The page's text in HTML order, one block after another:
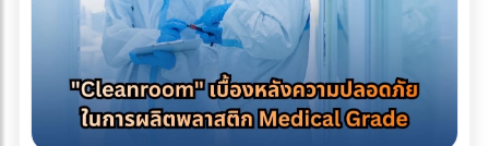
เทียมทับ มีความยืดหยุ่นสูงมาก ทนต่อรอยแตกร้าวของอาคารได้
ดีเยี่ยม ป้องกันน้ำซึมผ่านได้ 100% บทสรุป การรีโนเวทดาดฟ้าให้
เป็น Rooftop ที่สวยงามและสร้างกำไรให้ธุรกิจ เป็นไอเดียที่ยอด
เยี่ยม แต่รากฐานที่สำคัญที่สุดของความสวยงามนั้นคือ "ความ
ปลอดภัยและโครงสร้างที่ปกป้องอาคารได้" การให้ความสำคัญกับ
สามารถนำไปรีไซเคิลเข้าสู่ระบบเศรษฐกิจหมุนเวียน (Circular
Economy) ได้ 100% ตอบโจทย์กฎหมายต่างประเทศได้ทันที 2.
ใช้เทคโนโลยี MDO-PE อัปเกรดความเหนียวและป้องกันรอยเจาะ
ทะลุ เพื่อแก้ปัญหาเรื่องความแข็งแรง โรงงานบรรจุภัณฑ์ยุคใหม่จะ
ใช้เทคโนโลยี MDO (Machine Direction Orientation) ในการยืด
ศุลกากร (HS Code)" ผิดพลาด HS Code (Harmonized
System Code) คือรหัสตัวเลขสากลที่ใช้แยกประเภทสินค้าทั่วโลก
ซึ่งรหัสนี้จะเป็นตัวกำหนดอัตราภาษีนำเข้า-ส่งออกที่ธุรกิจต้อง
จ่าย การตีความ HS Code ไม่ใช่เรื่องตรงไปตรงมา สินค้าหนึ่งชิ้น
อาจเข้าข่ายพิกัดได้หลายหมวดหมู่ขึ้นอยู่กับวัสดุหรือการใช้งาน